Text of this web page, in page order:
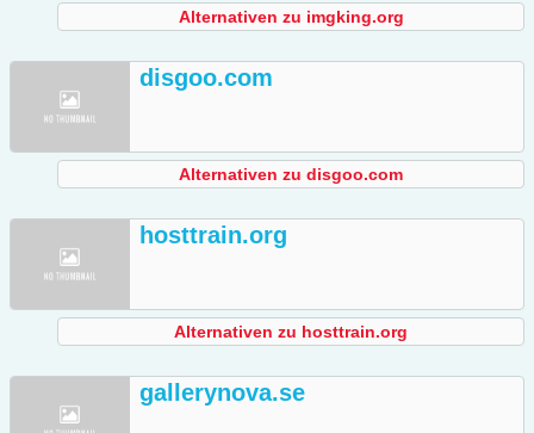
Alternativen zu imgking.org
disgoo.com
Alternativen zu disgoo.com
hosttrain.org
Alternativen zu hosttrain.org
gallerynova.se